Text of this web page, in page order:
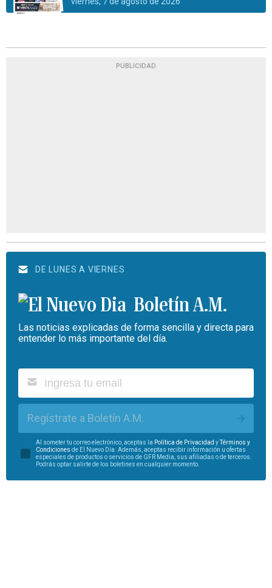
PUBLICIDAD
DE LUNES A VIERNES
Boletín A.M.
Las noticias explicadas de forma sencilla y directa para
entender lo más importante del día.
Regístrate a Boletín A.M.
Al someter tu correo electrónico, aceptas la Política de Privacidad y
Términos y
Condiciones de El Nuevo Día. Además, aceptas recibir información u ofertas
especiales de productos o servicios de GFR Media, sus afiliadas o de terceros.
Podrás optar salirte de los boletines en cualquier momento.